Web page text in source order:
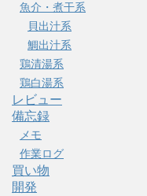
魚介・煮干系
貝出汁系
鯛出汁系
鶏清湯系
鶏白湯系
レビュー
備忘録
メモ
作業ログ
買い物
開発